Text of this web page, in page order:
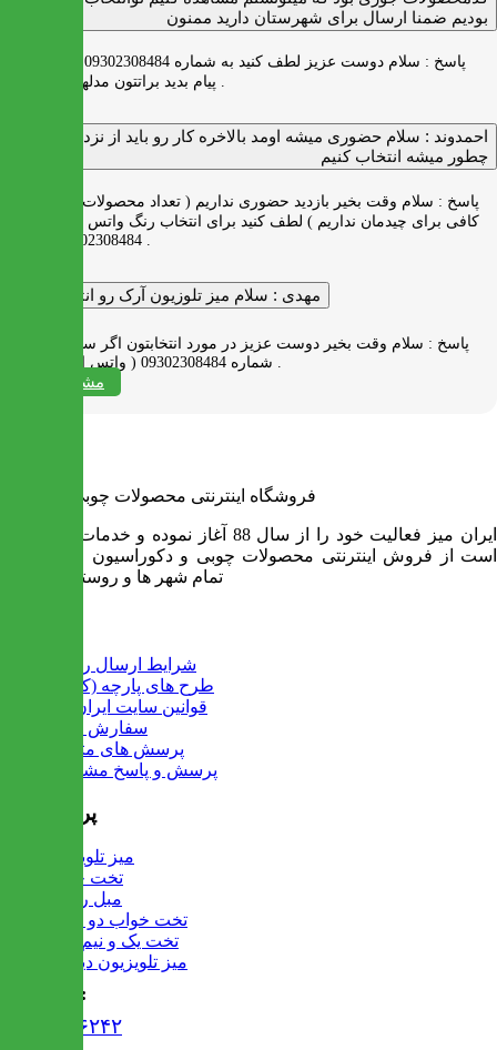
بودیم ضمنا ارسال برای شهرستان دارید ممنون
پاسخ :
پیام بدید براتتون مدلها رو بفرستیم .
احمدوند : سلام حضوری میشه اومد بالاخره کار رو باید از نزدیک دید
چطور میشه انتخاب کنیم
پاسخ : سلام وقت بخیر بازدید حضوری نداریم ( تعداد محصولات زیاد و فضای
کافی برای چیدمان نداریم ) لطف کنید برای انتخاب رنگ واتس اپ به شماره
مهدی : سلام میز تلوزیون آرک رو انتخاب کردم
پاسخ : سلام وقت بخیر دوست عزیز در مورد انتخابتون اگر سوالی دارید به
شماره 09302308484 ( واتس اپ ) پیام بدید .
مشاهده همه
فروشگاه اینترنتی محصولات چوبی ایران میز
ایران میز فعالیت خود را از سال 88 آغاز نموده و خدمات آن عبارت
است از فروش اینترنتی محصولات چوبی و دکوراسیون و ارسال به
تمام شهر ها و روستاهای کشور
شرایط ارسال رایگان
طرح های پارچه (کالیته)
قوانین سایت ایران میز
سفارش عمده
پرسش های متداول
پرسش و پاسخ مشتریان
پرفروش ها
میز تلویزیون
تخت خواب
مبل راحتی
تخت خواب دو طبقه
تخت یک و نیم نفره
میز تلویزیون دیواری
تماس با ما :
۰۲۱۹۱۳۰۶۲۴۲